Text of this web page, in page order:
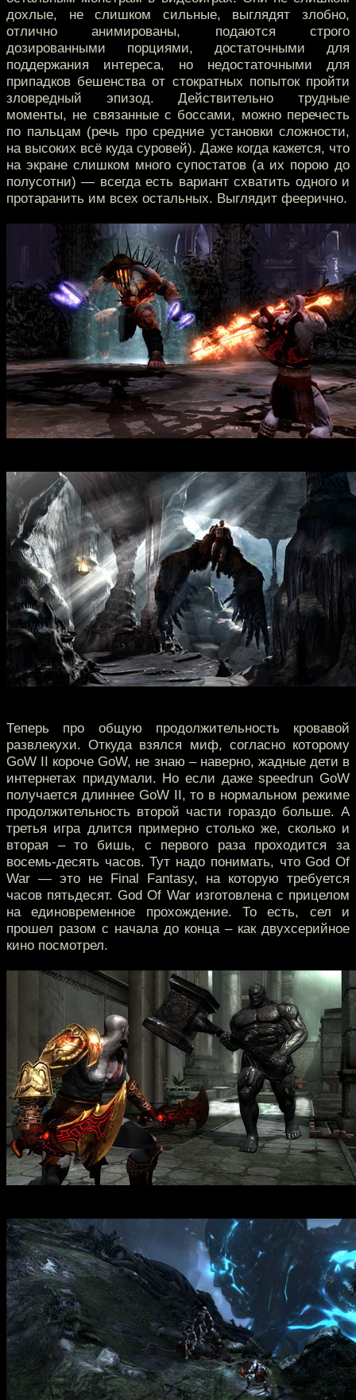
дохлые, не слишком сильные, выглядят злобно,
отлично анимированы, подаются строго
дозированными порциями, достаточными для
поддержания интереса, но недостаточными для
припадков бешенства от стократных попыток пройти
зловредный эпизод. Действительно трудные
моменты, не связанные с боссами, можно перечесть
по пальцам (речь про средние установки сложности,
на высоких всё куда суровей). Даже когда кажется, что
на экране слишком много супостатов (а их порою до
полусотни) — всегда есть вариант схватить одного и
протаранить им всех остальных. Выглядит феерично.
Теперь про общую продолжительность кровавой
развлекухи. Откуда взялся миф, согласно которому
GoW II короче GoW, не знаю – наверно, жадные дети в
интернетах придумали. Но если даже speedrun GoW
получается длиннее GoW II, то в нормальном режиме
продолжительность второй части гораздо больше. А
третья игра длится примерно столько же, сколько и
вторая – то бишь, с первого раза проходится за
восемь-десять часов. Тут надо понимать, что God Of
War — это не Final Fantasy, на которую требуется
часов пятьдесят. God Of War изготовлена с прицелом
на единовременное прохождение. То есть, сел и
прошел разом с начала до конца – как двухсерийное
кино посмотрел.